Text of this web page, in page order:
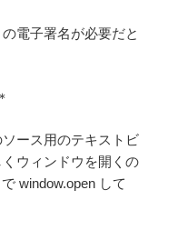
電子署名が必要だと
ース用のテキストビ
ウィンドウを開くの
window.open して